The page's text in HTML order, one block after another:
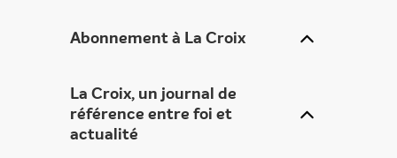
ENVOYER
Abonnement à La Croix
La Croix, un journal de
référence entre foi et
actualité